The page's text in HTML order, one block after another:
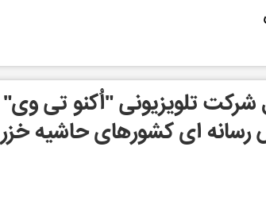
شرکت تلویزیونی "اُکنو تی وی"
ای کشورهای حاشیه خزر